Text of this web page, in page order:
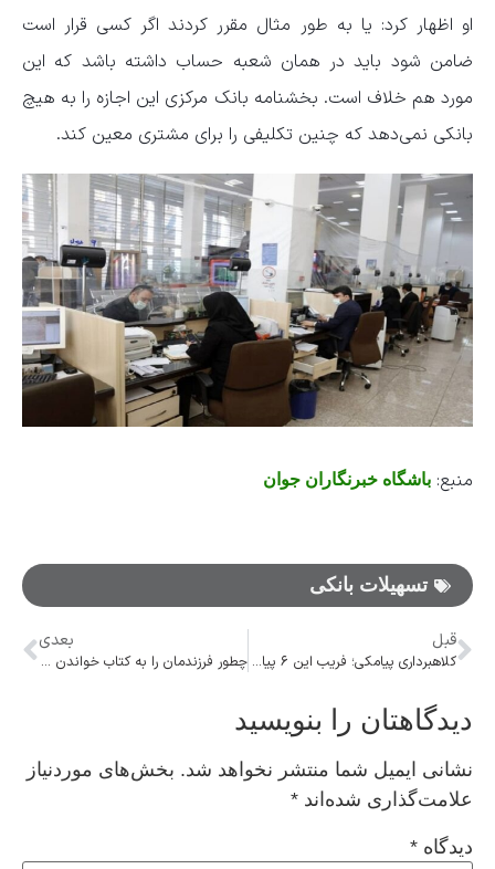
او اظهار کرد: یا به طور مثال مقرر کردند اگر کسی قرار است
ضامن شود باید در همان شعبه حساب داشته باشد که این
مورد هم خلاف است. بخشنامه بانک مرکزی این اجازه را به هیچ
بانکی نمی‌دهد که چنین تکلیفی را برای مشتری معین کند.
منبع: باشگاه خبرنگاران جوان
تسهیلات بانکی
قبل
کلاهبرداری پیامکی؛ فریب این ۶ پیامک را نخورید!
بعدی
چطور فرزندمان را به کتاب خواندن ترغیب کنیم؟
دیدگاهتان را بنویسید
نشانی ایمیل شما منتشر نخواهد شد. بخش‌های موردنیاز
علامت‌گذاری شده‌اند *
دیدگاه *